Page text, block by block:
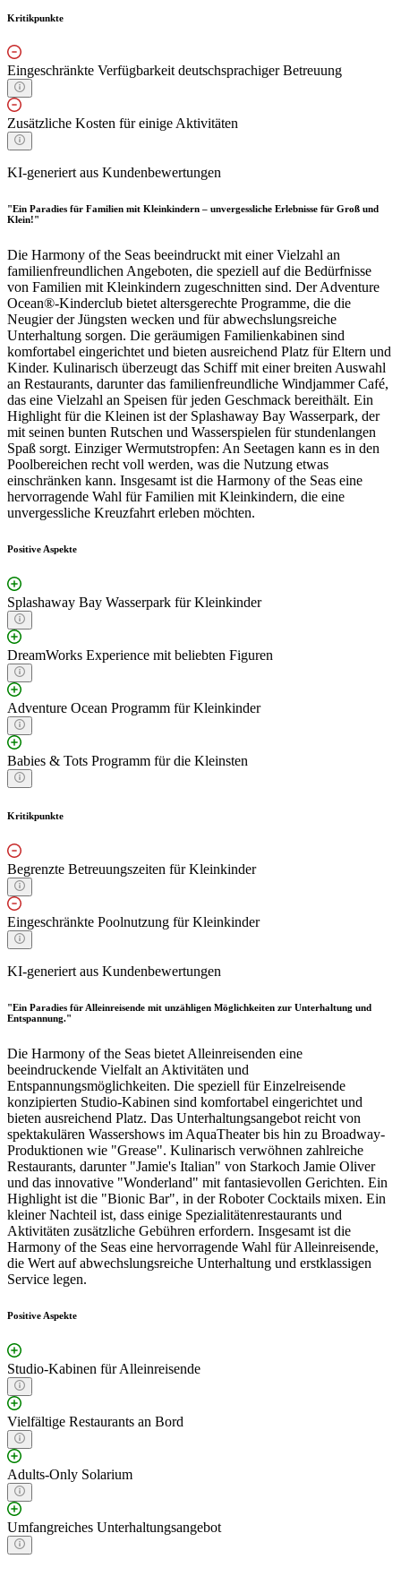
Kritikpunkte
Eingeschränkte Verfügbarkeit deutschsprachiger Betreuung
Zusätzliche Kosten für einige Aktivitäten
KI-generiert aus Kundenbewertungen
"Ein Paradies für Familien mit Kleinkindern – unvergessliche Erlebnisse für Groß und
Klein!"
Die Harmony of the Seas beeindruckt mit einer Vielzahl an
familienfreundlichen Angeboten, die speziell auf die Bedürfnisse
von Familien mit Kleinkindern zugeschnitten sind. Der Adventure
Ocean®-Kinderclub bietet altersgerechte Programme, die die
Neugier der Jüngsten wecken und für abwechslungsreiche
Unterhaltung sorgen. Die geräumigen Familienkabinen sind
komfortabel eingerichtet und bieten ausreichend Platz für Eltern und
Kinder. Kulinarisch überzeugt das Schiff mit einer breiten Auswahl
an Restaurants, darunter das familienfreundliche Windjammer Café,
das eine Vielzahl an Speisen für jeden Geschmack bereithält. Ein
Highlight für die Kleinen ist der Splashaway Bay Wasserpark, der
mit seinen bunten Rutschen und Wasserspielen für stundenlangen
Spaß sorgt. Einziger Wermutstropfen: An Seetagen kann es in den
Poolbereichen recht voll werden, was die Nutzung etwas
einschränken kann. Insgesamt ist die Harmony of the Seas eine
hervorragende Wahl für Familien mit Kleinkindern, die eine
unvergessliche Kreuzfahrt erleben möchten.
Positive Aspekte
Splashaway Bay Wasserpark für Kleinkinder
DreamWorks Experience mit beliebten Figuren
Adventure Ocean Programm für Kleinkinder
Babies & Tots Programm für die Kleinsten
Kritikpunkte
Begrenzte Betreuungszeiten für Kleinkinder
Eingeschränkte Poolnutzung für Kleinkinder
KI-generiert aus Kundenbewertungen
"Ein Paradies für Alleinreisende mit unzähligen Möglichkeiten zur Unterhaltung und
Entspannung."
Die Harmony of the Seas bietet Alleinreisenden eine
beeindruckende Vielfalt an Aktivitäten und
Entspannungsmöglichkeiten. Die speziell für Einzelreisende
konzipierten Studio-Kabinen sind komfortabel eingerichtet und
bieten ausreichend Platz. Das Unterhaltungsangebot reicht von
spektakulären Wassershows im AquaTheater bis hin zu Broadway-
Produktionen wie "Grease". Kulinarisch verwöhnen zahlreiche
Restaurants, darunter "Jamie's Italian" von Starkoch Jamie Oliver
und das innovative "Wonderland" mit fantasievollen Gerichten. Ein
Highlight ist die "Bionic Bar", in der Roboter Cocktails mixen. Ein
kleiner Nachteil ist, dass einige Spezialitätenrestaurants und
Aktivitäten zusätzliche Gebühren erfordern. Insgesamt ist die
Harmony of the Seas eine hervorragende Wahl für Alleinreisende,
die Wert auf abwechslungsreiche Unterhaltung und erstklassigen
Service legen.
Positive Aspekte
Studio-Kabinen für Alleinreisende
Vielfältige Restaurants an Bord
Adults-Only Solarium
Umfangreiches Unterhaltungsangebot